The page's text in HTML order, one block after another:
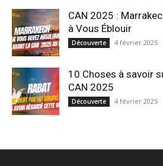
CAN 2025 :
à Vous Éblouir
Découverte 4 février 2025
10 Choses à savoir
CAN 2025
Découverte 4 février 2025